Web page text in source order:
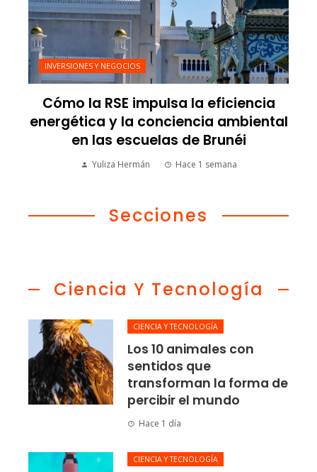
INVERSIONES Y NEGOCIOS
Cómo la RSE impulsa la eficiencia
energética y la conciencia ambiental
en las escuelas de Brunéi
Yuliza Hermán Hace 1 semana
Secciones
Ciencia Y Tecnología
CIENCIA Y TECNOLOGÍA
Los 10 animales con
sentidos que
transforman la forma de
percibir el mundo
Hace 1 día
CIENCIA Y TECNOLOGÍA